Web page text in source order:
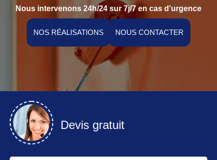
Nous intervenons 24h/24 sur 7j/7 en cas d'urgence
NOS RÉALISATIONS NOUS CONTACTER
Devis gratuit